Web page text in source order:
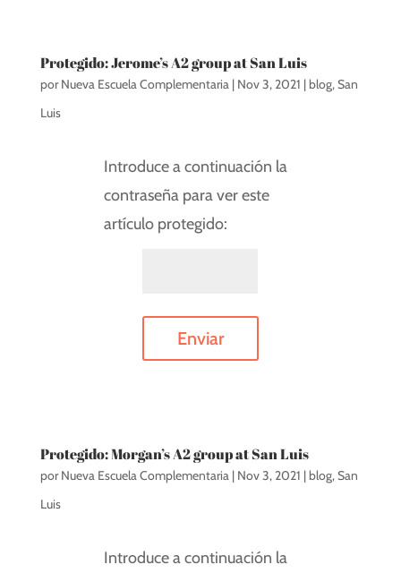
Protegido: Jerome’s A2 group at San Luis
porNueva Escuela Complementaria| Nov 3, 2021 |blog,San
Luis
Introduce a continuación la
contraseña para ver este
artículo protegido:
Enviar
Protegido: Morgan’s A2 group at San Luis
porNueva Escuela Complementaria| Nov 3, 2021 |blog,San
Luis
Introduce a continuación la